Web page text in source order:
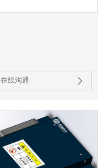
在线沟通